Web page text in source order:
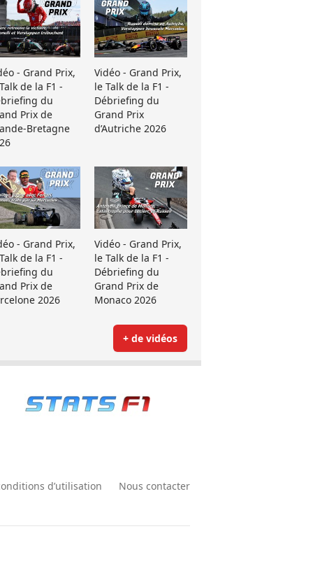
- Grand Prix,
de la F1 -
du
Prix de
Bretagne
Vidéo - Grand Prix,
le Talk de la F1 -
Débriefing du
Grand Prix
d’Autriche 2026
- Grand Prix,
de la F1 -
du
Prix de
2026
Vidéo - Grand Prix,
le Talk de la F1 -
Débriefing du
Grand Prix de
Monaco 2026
+ de vidéos
d’utilisation Nous contacter